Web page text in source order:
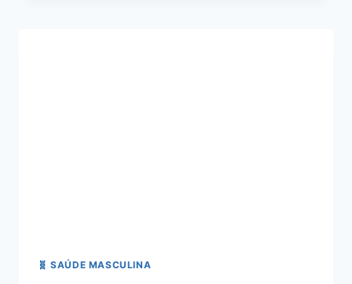
🧬 SAÚDE MASCULINA